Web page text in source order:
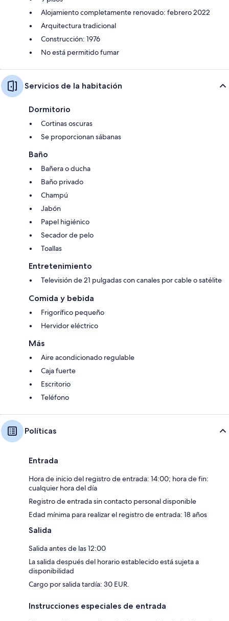
Alojamiento completamente renovado: febrero 2022
Arquitectura tradicional
Construcción: 1976
No está permitido fumar
Servicios de la habitación
Dormitorio
Cortinas oscuras
Se proporcionan sábanas
Baño
Bañera o ducha
Baño privado
Champú
Jabón
Papel higiénico
Secador de pelo
Toallas
Entretenimiento
Televisión de 21 pulgadas con canales por cable o satélite
Comida y bebida
Frigorífico pequeño
Hervidor eléctrico
Más
Aire acondicionado regulable
Caja fuerte
Escritorio
Teléfono
Políticas
Entrada
Hora de inicio del registro de entrada: 14:00; hora de fin:
cualquier hora del día
Registro de entrada sin contacto personal disponible
Edad mínima para realizar el registro de entrada: 18 años
Salida
Salida antes de las 12:00
La salida después del horario establecido está sujeta a
disponibilidad
Cargo por salida tardía: 30 EUR.
Instrucciones especiales de entrada